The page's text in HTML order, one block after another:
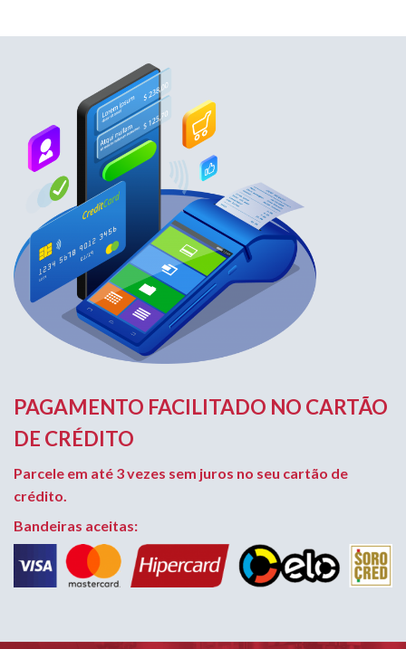
PAGAMENTO FACILITADO NO CARTÃO
DE CRÉDITO
Parcele em até 3 vezes sem juros no seu cartão de
crédito.
Bandeiras aceitas: